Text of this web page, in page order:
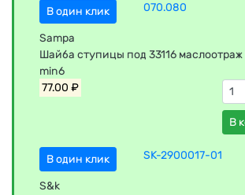
В один клик 070.080
Sampa
Шайба ступицы под 33116
min6
77.00 ₽
В
В один клик SK-2900017-01
S&k